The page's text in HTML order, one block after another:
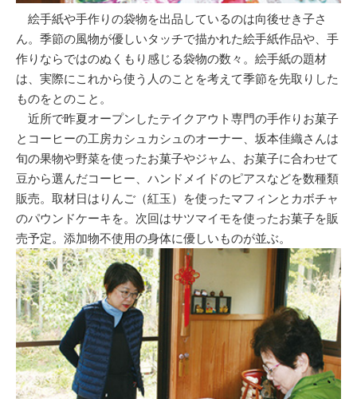
絵手紙や手作りの袋物を出品しているのは向後せき子さ
ん。季節の風物が優しいタッチで描かれた絵手紙作品や、手
作りならではのぬくもり感じる袋物の数々。絵手紙の題材
は、実際にこれから使う人のことを考えて季節を先取りした
ものをとのこと。
近所で昨夏オープンしたテイクアウト専門の手作りお菓子
とコーヒーの工房カシュカシュのオーナー、坂本佳織さんは
旬の果物や野菜を使ったお菓子やジャム、お菓子に合わせて
豆から選んだコーヒー、ハンドメイドのピアスなどを数種類
販売。取材日はりんご（紅玉）を使ったマフィンとカボチャ
のパウンドケーキを。次回はサツマイモを使ったお菓子を販
売予定。添加物不使用の身体に優しいものが並ぶ。